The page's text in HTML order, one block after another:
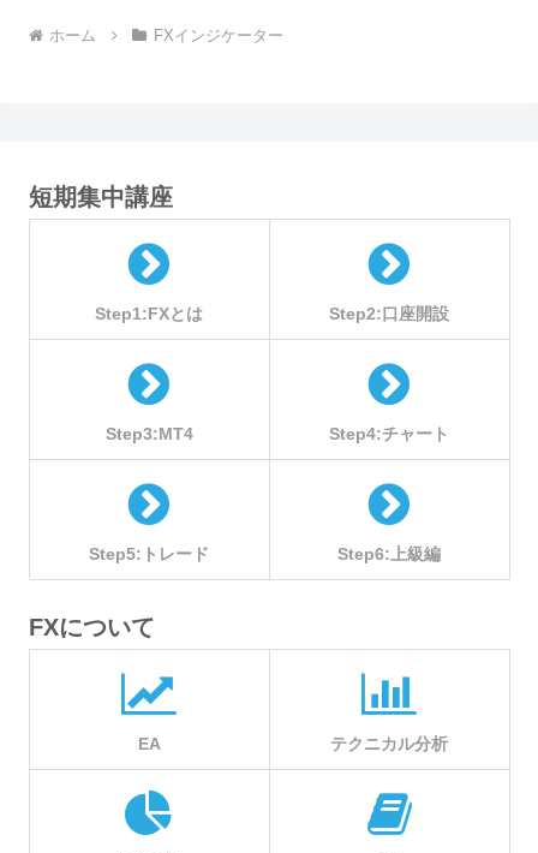
ホーム FXインジケーター
短期集中講座
Step1:FXとは Step2:口座開設
Step3:MT4 Step4:チャート
Step5:トレード Step6:上級編
FXについて
EA テクニカル分析